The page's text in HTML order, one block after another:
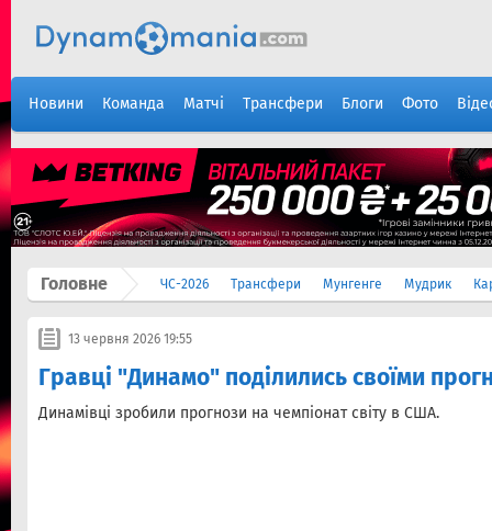
Новини Команда Матчі Трансфери Блоги Фото
Головне ЧС-2026 Трансфери Мунгенге Мудрик
13 червня 2026 19:55
Гравці "Динамо" поділились своїми
Динамівці зробили прогнози на чемпіонат світу в США.